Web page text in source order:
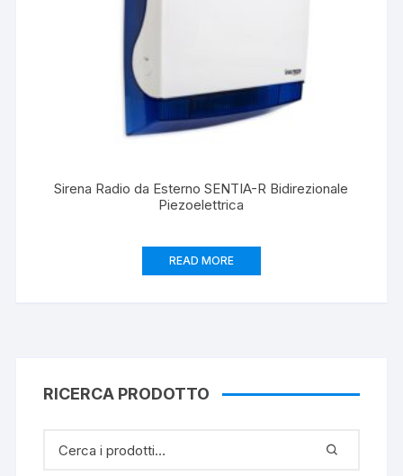
Sirena Radio da Esterno SENTIA-R Bidirezionale
Piezoelettrica
READ MORE
RICERCA PRODOTTO